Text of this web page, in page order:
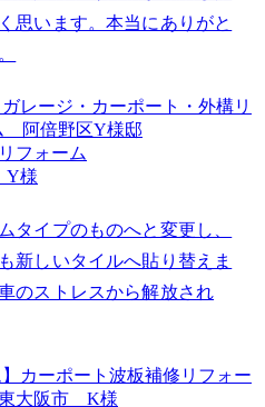
思います。本当にありがと
フォーム
Y様
タイプのものへと変更し、
新しいタイルへ貼り替えま
のストレスから解放され